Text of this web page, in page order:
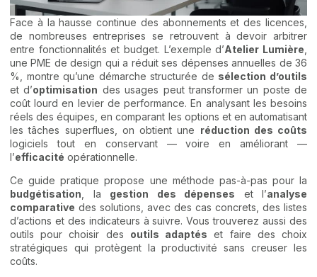
Face à la hausse continue des abonnements et des licences,
de nombreuses entreprises se retrouvent à devoir arbitrer
entre fonctionnalités et budget. L’exemple d’Atelier Lumière
une PME de design qui a réduit ses dépenses annuelles de 36
%, montre qu’une démarche structurée de sélection d’outils
et d’optimisation des usages peut transformer un poste de
coût lourd en levier de performance. En analysant les besoins
réels des équipes, en comparant les options et en automatisant
les tâches superflues, on obtient une réduction des coûts
logiciels tout en conservant — voire en améliorant —
l’efficacité opérationnelle.
Ce guide pratique propose une méthode pas-à-pas pour la
budgétisation , la gestion des dépenses et l’analyse
comparative des solutions, avec des cas concrets, des listes
d’actions et des indicateurs à suivre. Vous trouverez aussi des
outils pour choisir des outils adaptés et faire des choix
stratégiques qui protègent la productivité sans creuser les
coûts.